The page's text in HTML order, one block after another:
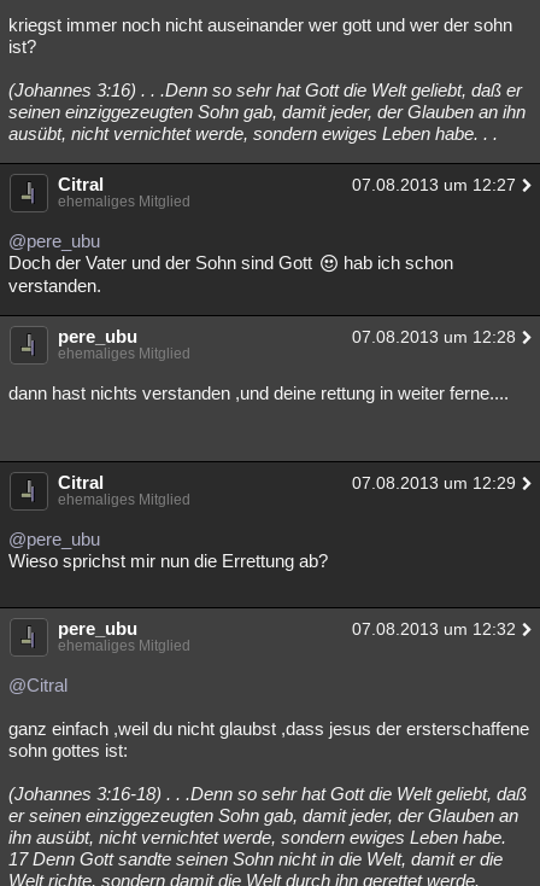
kriegst immer noch nicht auseinander wer gott und wer der sohn
ist?
(Johannes 3:16) . . .Denn so sehr hat Gott die Welt geliebt, daß er
seinen einziggezeugten Sohn gab, damit jeder, der Glauben an ihn
ausübt, nicht vernichtet werde, sondern ewiges Leben habe. . .
Citral 07.08.2013 um 12:27
ehemaliges Mitglied
@pere_ubu
Doch der Vater und der Sohn sind Gott
hab ich schon
verstanden.
pere_ubu 07.08.2013 um 12:28
ehemaliges Mitglied
dann hast nichts verstanden ,und deine rettung in weiter ferne....
Citral 07.08.2013 um 12:29
ehemaliges Mitglied
@pere_ubu
Wieso sprichst mir nun die Errettung ab?
pere_ubu 07.08.2013 um 12:32
ehemaliges Mitglied
@Citral
ganz einfach ,weil du nicht glaubst ,dass jesus der ersterschaffene
sohn gottes ist:
(Johannes 3:16-18) . . .Denn so sehr hat Gott die Welt geliebt, daß
er seinen einziggezeugten Sohn gab, damit jeder, der Glauben an
ihn ausübt, nicht vernichtet werde, sondern ewiges Leben habe.
17 Denn Gott sandte seinen Sohn nicht in die Welt, damit er die
Welt richte, sondern damit die Welt durch ihn gerettet werde.